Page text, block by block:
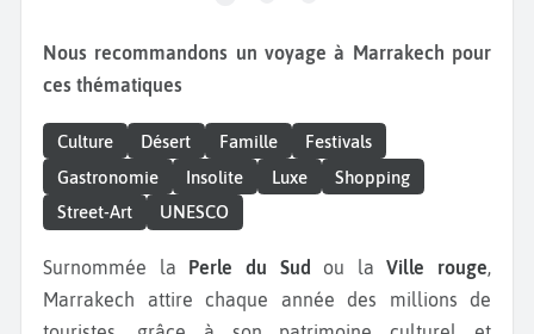
Nous recommandons un voyage à Marrakech pour
ces thématiques
Culture Désert Famille
Festivals
Gastronomie
Insolite Luxe
Shopping
Street-Art
UNESCO
Surnommée la Perle du Sud ou laVille rouge,
Marrakech attire chaque année des millions de